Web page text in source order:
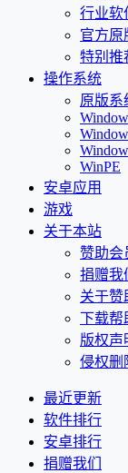
行业软
官方原
特别推
操作系统
原版系
WinPE
安卓应用
游戏
关于本站
赞助会
捐赠我
关于赞
下载帮
版权声
侵权删
最近更新
软件排行
安卓排行
捐赠我们